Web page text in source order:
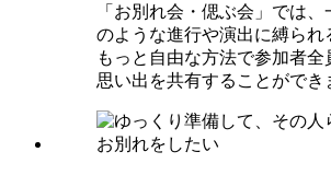
「お別れ会・偲ぶ会」では
のような進行や演出に縛られ
もっと自由な方法で参加者全
思い出を共有することができ